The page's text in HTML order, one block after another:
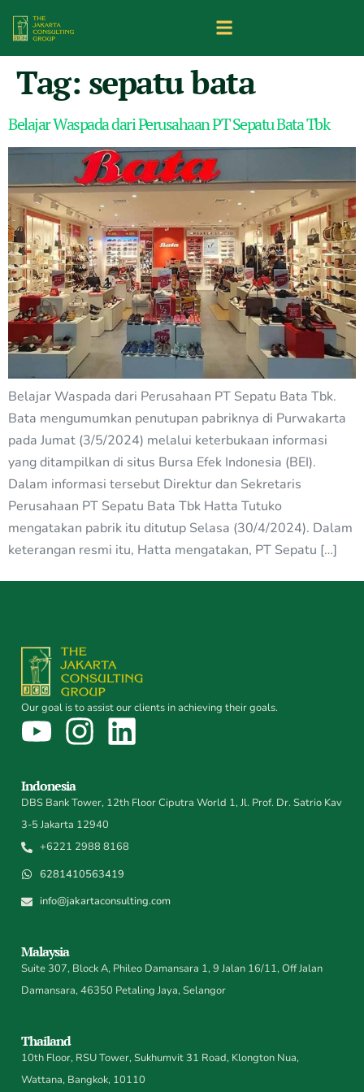
Tag: sepatu bata
Belajar Waspada dari Perusahaan PT Sepatu Bata Tbk
Belajar Waspada dari Perusahaan PT Sepatu Bata Tbk.
Bata mengumumkan penutupan pabriknya di Purwakarta
pada Jumat (3/5/2024) melalui keterbukaan informasi
yang ditampilkan di situs Bursa Efek Indonesia (BEI).
Dalam informasi tersebut Direktur dan Sekretaris
Perusahaan PT Sepatu Bata Tbk Hatta Tutuko
mengatakan pabrik itu ditutup Selasa (30/4/2024). Dalam
keterangan resmi itu, Hatta mengatakan, PT Sepatu […]
Our goal is to assist our clients in achieving their goals.
Indonesia
DBS Bank Tower, 12th Floor Ciputra World 1, Jl. Prof. Dr. Satrio Kav
3-5 Jakarta 12940
+6221 2988 8168
6281410563419
info@jakartaconsulting.com
Malaysia
Suite 307, Block A, Phileo Damansara 1, 9 Jalan 16/11, Off Jalan
Damansara, 46350 Petaling Jaya, Selangor
Thailand
10th Floor, RSU Tower, Sukhumvit 31 Road, Klongton Nua,
Wattana, Bangkok, 10110